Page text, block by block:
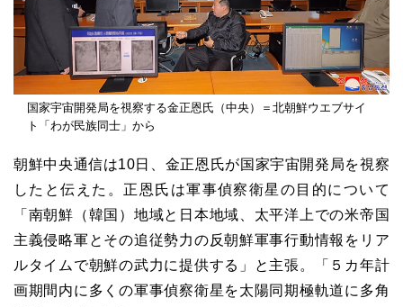
国家宇宙開発局を視察する金正恩氏（中央）＝北朝鮮ウエブサイ
ト「わが民族同士」から
朝鮮中央通信は10日、金正恩氏が国家宇宙開発局を視察
したと伝えた。正恩氏は軍事偵察衛星の目的について
「南朝鮮（韓国）地域と日本地域、太平洋上での米帝国
主義侵略軍とその追従勢力の反朝鮮軍事行動情報をリア
ルタイムで朝鮮の武力に提供する」と主張。「５カ年計
画期間内に多くの軍事偵察衛星を太陽同期極軌道に多角